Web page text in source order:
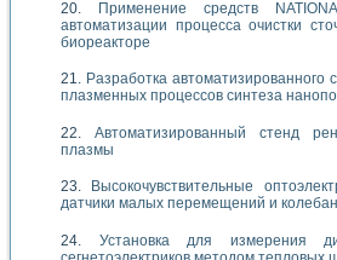
Применение средств
автоматизации процесса очистки
биореакторе
Разработка автоматизированного
плазменных процессов синтеза
Автоматизированный стенд
плазмы
Высокочувствительные
датчики малых перемещений и
Установка для измерения